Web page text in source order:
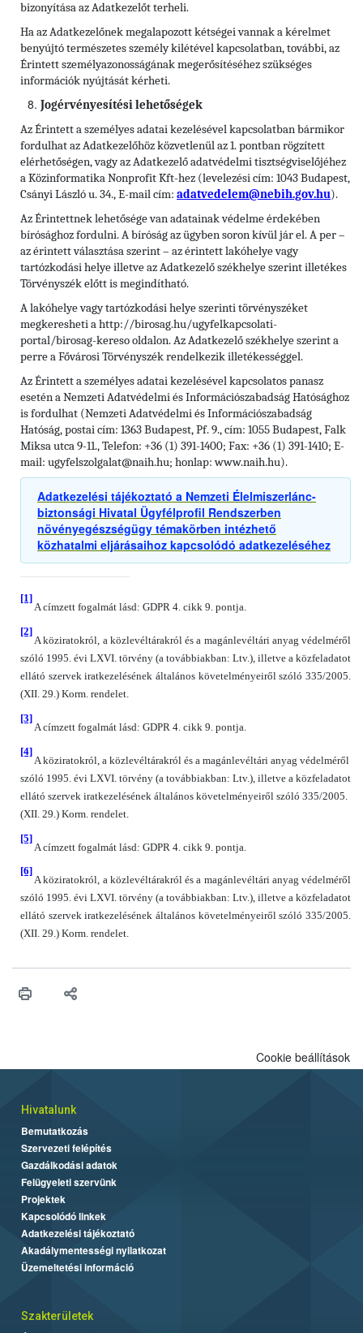
bizonyítása az Adatkezelőt terheli.
Ha az Adatkezelőnek megalapozott kétségei vannak a kérelmet
benyújtó természetes személy kilétével kapcsolatban, további, az
Érintett személyazonosságának megerősítéséhez szükséges
információk nyújtását kérheti.
Jogérvényesítési lehetőségek
Az Érintett a személyes adatai kezelésével kapcsolatban bármikor
fordulhat az Adatkezelőhöz közvetlenül az 1. pontban rögzített
elérhetőségen, vagy az Adatkezelő adatvédelmi tisztségviselőjéhez
a Közinformatika Nonprofit Kft-hez (levelezési cím: 1043 Budapest,
Csányi László u. 34., E-mail cím: adatvedelem@nebih.gov.hu).
Az Érintettnek lehetősége van adatainak védelme érdekében
bírósághoz fordulni. A bíróság az ügyben soron kívül jár el. A per –
az érintett választása szerint – az érintett lakóhelye vagy
tartózkodási helye illetve az Adatkezelő székhelye szerint illetékes
Törvényszék előtt is megindítható.
A lakóhelye vagy tartózkodási helye szerinti törvényszéket
megkeresheti a http://birosag.hu/ugyfelkapcsolati-
portal/birosag-kereso oldalon. Az Adatkezelő székhelye szerint a
perre a Fővárosi Törvényszék rendelkezik illetékességgel.
Az Érintett a személyes adatai kezelésével kapcsolatos panasz
esetén a Nemzeti Adatvédelmi és Információszabadság Hatósághoz
is fordulhat (Nemzeti Adatvédelmi és Információszabadság
Hatóság, postai cím: 1363 Budapest, Pf. 9., cím: 1055 Budapest, Falk
Miksa utca 9-11., Telefon: +36 (1) 391-1400; Fax: +36 (1) 391-1410; E-
mail: ugyfelszolgalat@naih.hu; honlap: www.naih.hu).
Adatkezelési tájékoztató a Nemzeti Élelmiszerlánc-
biztonsági Hivatal Ügyfélprofil Rendszerben
növényegészségügy témakörben intézhető
közhatalmi eljárásaihoz kapcsolódó adatkezeléséhez
[1]
A címzett fogalmát lásd: GDPR 4. cikk 9. pontja.
[2]
A köziratokról, a közlevéltárakról és a magánlevéltári anyag védelméről
szóló 1995. évi LXVI. törvény (a továbbiakban: Ltv.), illetve a közfeladatot
ellátó szervek iratkezelésének általános követelményeiről szóló 335/2005.
(XII. 29.) Korm. rendelet.
[3]
A címzett fogalmát lásd: GDPR 4. cikk 9. pontja.
[4]
A köziratokról, a közlevéltárakról és a magánlevéltári anyag védelméről
szóló 1995. évi LXVI. törvény (a továbbiakban: Ltv.), illetve a közfeladatot
ellátó szervek iratkezelésének általános követelményeiről szóló 335/2005.
(XII. 29.) Korm. rendelet.
[5]
A címzett fogalmát lásd: GDPR 4. cikk 9. pontja.
[6]
A köziratokról, a közlevéltárakról és a magánlevéltári anyag védelméről
szóló 1995. évi LXVI. törvény (a továbbiakban: Ltv.), illetve a közfeladatot
ellátó szervek iratkezelésének általános követelményeiről szóló 335/2005.
(XII. 29.) Korm. rendelet.
Cookie beállítások
Hivatalunk
Bemutatkozás
Szervezeti felépítés
Gazdálkodási adatok
Felügyeleti szervünk
Projektek
Kapcsolódó linkek
Adatkezelési tájékoztató
Akadálymentességi nyilatkozat
Üzemeltetési információ
Szakterületek